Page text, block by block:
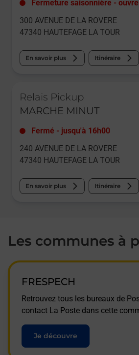
Fermeture saisonnière -
300 AVENUE DE LA ROVERE
47340 HAUTEFAGE LA TOUR
En savoir plus Itinéraire
Relais Pickup
MARCHE MINUT
Fermé - jusqu'à 16h00
240 AVENUE DE LA ROVERE
47340 HAUTEFAGE LA TOUR
En savoir plus Itinéraire
Les communes à
FRESPECH
Retrouvez tous les bureaux de
contact La Poste dans cette
Je découvre